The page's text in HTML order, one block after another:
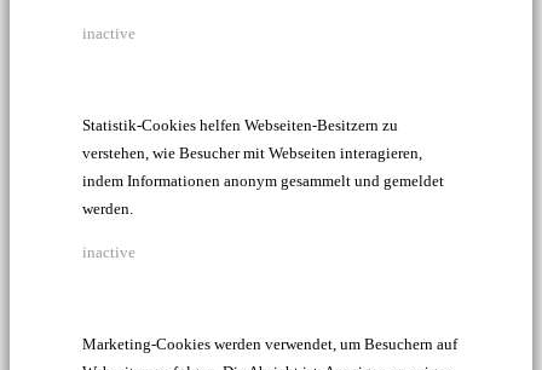
inactive
Statistik-Cookies helfen Webseiten-Besitzern zu
verstehen, wie Besucher mit Webseiten interagieren,
indem Informationen anonym gesammelt und gemeldet
werden.
inactive
Marketing-Cookies werden verwendet, um Besuchern auf